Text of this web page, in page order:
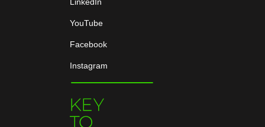
YouTube
Facebook
Instagram